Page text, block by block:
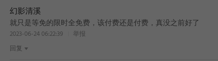
BEST
幻影清溪
就只是等免的限时全免费，该付费还是付费，真没之前好了
2023-06-24 06:22:39
举报
回复